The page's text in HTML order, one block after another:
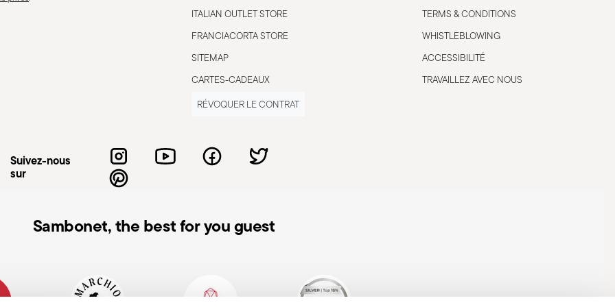
Entretien et nettoyage: suivez
des surfaces où ils pourraient tomber
ITALIAN OUTLET STORE
FRANCIACORTA STORE
SITEMAP
CARTES-CADEAUX
TERMS & CONDITIONS
WHISTLEBLOWING
ACCESSIBILITÉ
TRAVAILLEZ AVEC NOUS
RÉVOQUER LE CONTRAT
Suivez-nous
sur
Sambonet, the best for you guest